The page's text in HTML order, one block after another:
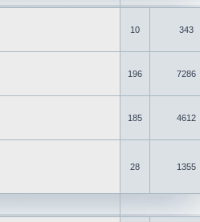
10 343
196 7286
185 4612
28 1355